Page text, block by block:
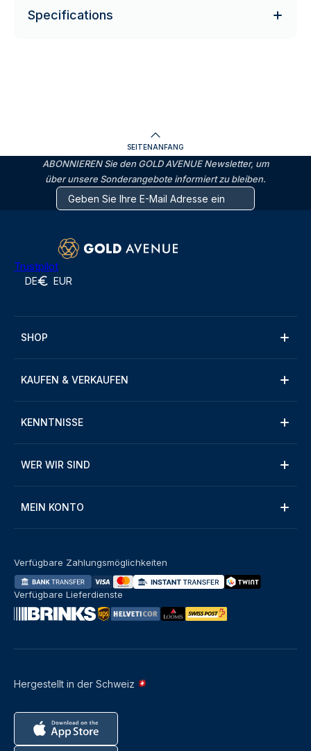
Specifications
SEITENANFANG
ABONNIEREN Sie den GOLD AVENUE Newsletter, um
über unsere Sonderangebote informiert zu bleiben.
Trustpilot
DE EUR
SHOP
KAUFEN & VERKAUFEN
KENNTNISSE
WER WIR SIND
MEIN KONTO
Hergestellt in der Schweiz
Verfügbare Zahlungsmöglichkeiten
Verfügbare Lieferdienste